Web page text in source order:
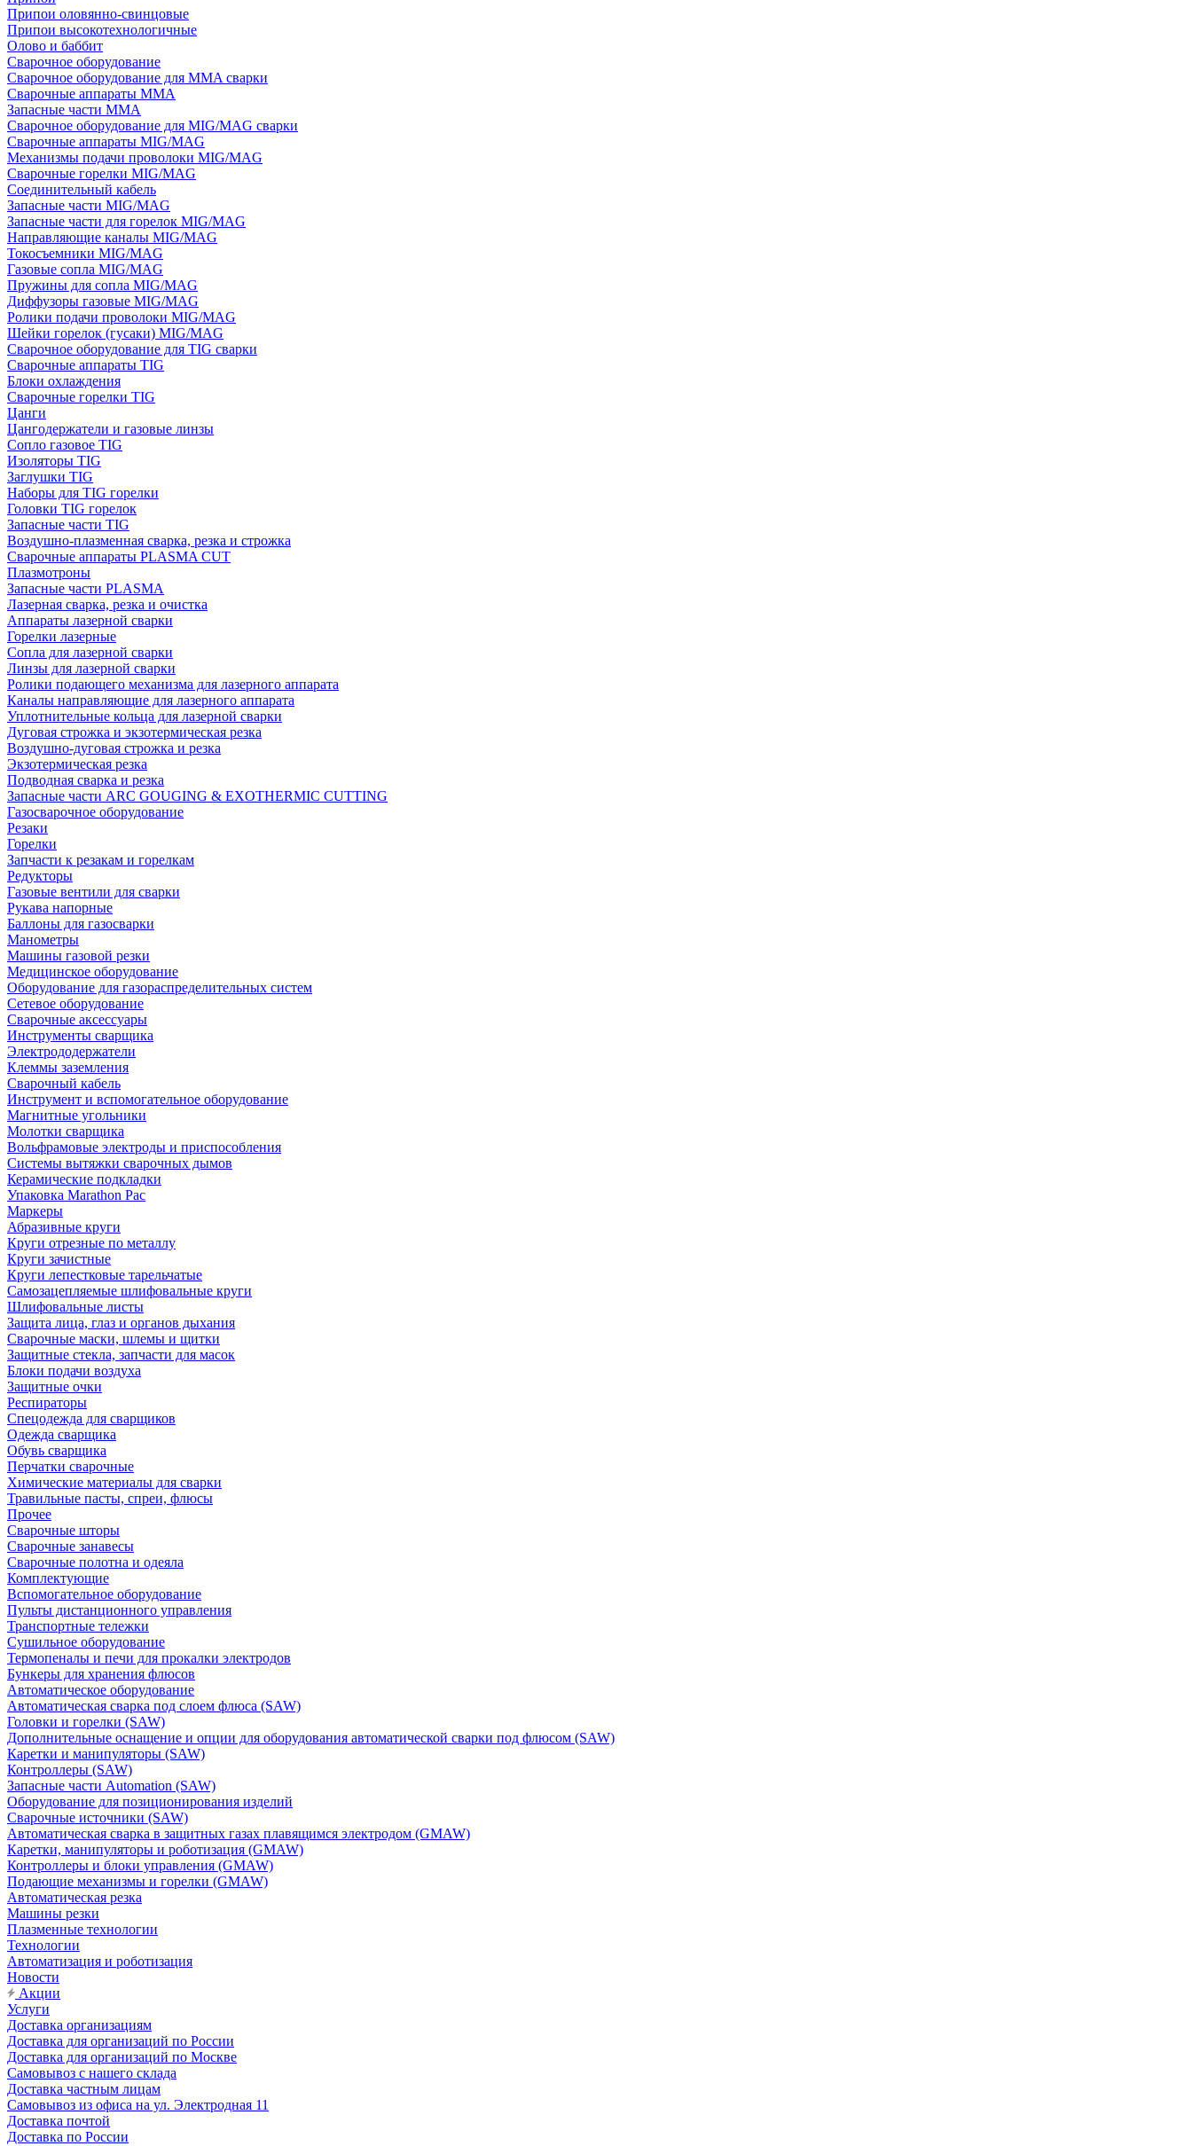
Припои оловянно-свинцовые
Припои высокотехнологичные
Олово и баббит
Сварочное оборудование
Сварочное оборудование для MMA сварки
Сварочные аппараты MMA
Запасные части MMA
Сварочное оборудование для MIG/MAG сварки
Сварочные аппараты MIG/MAG
Механизмы подачи проволоки MIG/MAG
Сварочные горелки MIG/MAG
Соединительный кабель
Запасные части MIG/MAG
Запасные части для горелок MIG/MAG
Направляющие каналы MIG/MAG
Токосъемники MIG/MAG
Газовые сопла MIG/MAG
Пружины для сопла MIG/MAG
Диффузоры газовые MIG/MAG
Ролики подачи проволоки MIG/MAG
Шейки горелок (гусаки) MIG/MAG
Сварочное оборудование для TIG сварки
Сварочные аппараты TIG
Блоки охлаждения
Сварочные горелки TIG
Цанги
Цангодержатели и газовые линзы
Сопло газовое TIG
Изоляторы TIG
Заглушки TIG
Наборы для TIG горелки
Головки TIG горелок
Запасные части TIG
Воздушно-плазменная сварка, резка и строжка
Сварочные аппараты PLASMA CUT
Плазмотроны
Запасные части PLASMA
Лазерная сварка, резка и очистка
Аппараты лазерной сварки
Горелки лазерные
Сопла для лазерной сварки
Линзы для лазерной сварки
Ролики подающего механизма для лазерного аппарата
Каналы направляющие для лазерного аппарата
Уплотнительные кольца для лазерной сварки
Дуговая строжка и экзотермическая резка
Воздушно-дуговая строжка и резка
Экзотермическая резка
Подводная сварка и резка
Запасные части ARC GOUGING & EXOTHERMIC CUTTING
Газосварочное оборудование
Резаки
Горелки
Запчасти к резакам и горелкам
Редукторы
Газовые вентили для сварки
Рукава напорные
Баллоны для газосварки
Манометры
Машины газовой резки
Медицинское оборудование
Оборудование для газораспределительных систем
Сетевое оборудование
Сварочные аксессуары
Инструменты сварщика
Электрододержатели
Клеммы заземления
Сварочный кабель
Инструмент и вспомогательное оборудование
Магнитные угольники
Молотки сварщика
Вольфрамовые электроды и приспособления
Системы вытяжки сварочных дымов
Керамические подкладки
Упаковка Marathon Pac
Маркеры
Абразивные круги
Круги отрезные по металлу
Круги зачистные
Круги лепестковые тарельчатые
Самозацепляемые шлифовальные круги
Шлифовальные листы
Защита лица, глаз и органов дыхания
Сварочные маски, шлемы и щитки
Защитные стекла, запчасти для масок
Блоки подачи воздуха
Защитные очки
Респираторы
Спецодежда для сварщиков
Одежда сварщика
Обувь сварщика
Перчатки сварочные
Химические материалы для сварки
Травильные пасты, спреи, флюсы
Прочее
Сварочные шторы
Сварочные занавесы
Сварочные полотна и одеяла
Комплектующие
Вспомогательное оборудование
Пульты дистанционного управления
Транспортные тележки
Сушильное оборудование
Термопеналы и печи для прокалки электродов
Бункеры для хранения флюсов
Автоматическое оборудование
Автоматическая сварка под слоем флюса (SAW)
Головки и горелки (SAW)
Дополнительные оснащение и опции для оборудования автоматической сварки под флюсом (SAW)
Каретки и манипуляторы (SAW)
Контроллеры (SAW)
Запасные части Automation (SAW)
Оборудование для позиционирования изделий
Сварочные источники (SAW)
Автоматическая сварка в защитных газах плавящимся электродом (GMAW)
Каретки, манипуляторы и роботизация (GMAW)
Контроллеры и блоки управления (GMAW)
Подающие механизмы и горелки (GMAW)
Автоматическая резка
Машины резки
Плазменные технологии
Технологии
Автоматизация и роботизация
Новости
Акции
Услуги
Доставка организациям
Доставка для организаций по России
Доставка для организаций по Москве
Самовывоз с нашего склада
Доставка частным лицам
Самовывоз из офиса на ул. Электродная 11
Доставка почтой
Доставка по России